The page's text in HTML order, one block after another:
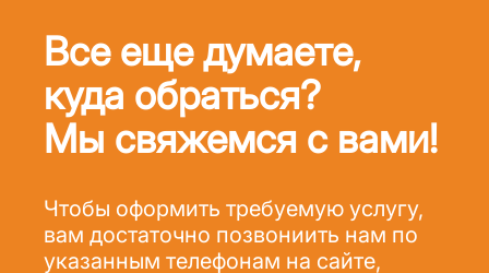
Все еще думаете,
куда обраться?
Мы свяжемся с вами!
Чтобы оформить требуемую услугу,
вам достаточно позвониить нам по
указанным телефонам на сайте,